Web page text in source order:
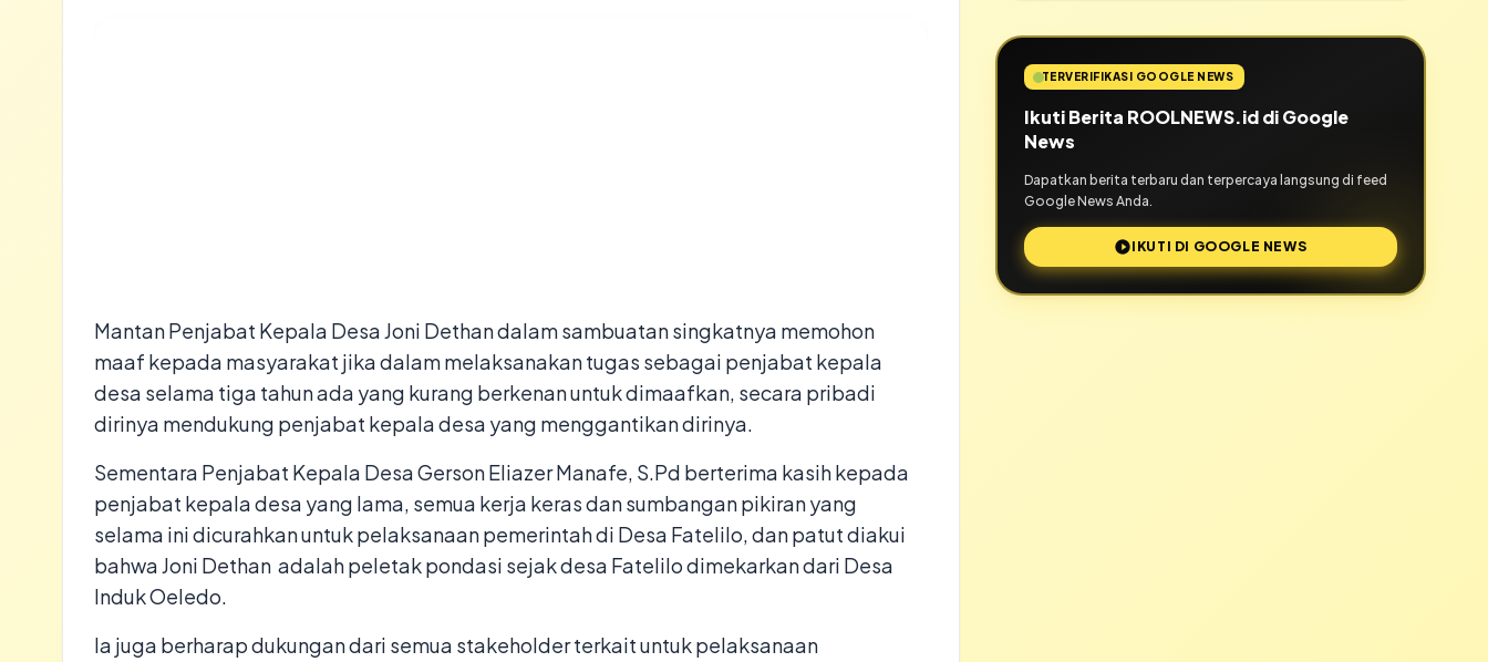
Mantan Penjabat Kepala Desa Joni Dethan dalam sambuatan singkatnya memohon
maaf kepada masyarakat jika dalam melaksanakan tugas sebagai penjabat kepala
desa selama tiga tahun ada yang kurang berkenan untuk dimaafkan, secara pribadi
dirinya mendukung penjabat kepala desa yang menggantikan dirinya.
Sementara Penjabat Kepala Desa Gerson Eliazer Manafe, S.Pd berterima kasih kepada
penjabat kepala desa yang lama, semua kerja keras dan sumbangan pikiran yang
selama ini dicurahkan untuk pelaksanaan pemerintah di Desa Fatelilo, dan patut diakui
bahwa Joni Dethan adalah peletak pondasi sejak desa Fatelilo dimekarkan dari Desa
Induk Oeledo.
Ia juga berharap dukungan dari semua stakeholder terkait untuk pelaksanaan
TERVERIFIKASI GOOGLE NEWS
Ikuti Berita ROOLNEWS.id di Google
News
Dapatkan berita terbaru dan terpercaya langsung di feed
Google News Anda.
IKUTI DI GOOGLE NEWS